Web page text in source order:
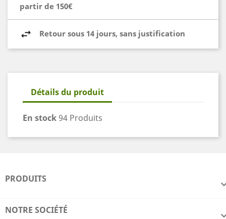
partir de 150€
Retour sous 14 jours, sans justification
Détails du produit
En stock 94 Produits
PRODUITS
NOTRE SOCIÉTÉ